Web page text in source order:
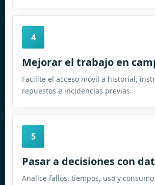
4
Mejorar el trabajo en
Facilite el acceso móvil a historial,
repuestos e incidencias previas.
5
Pasar a decisiones con
Analice fallos, tiempos, uso y